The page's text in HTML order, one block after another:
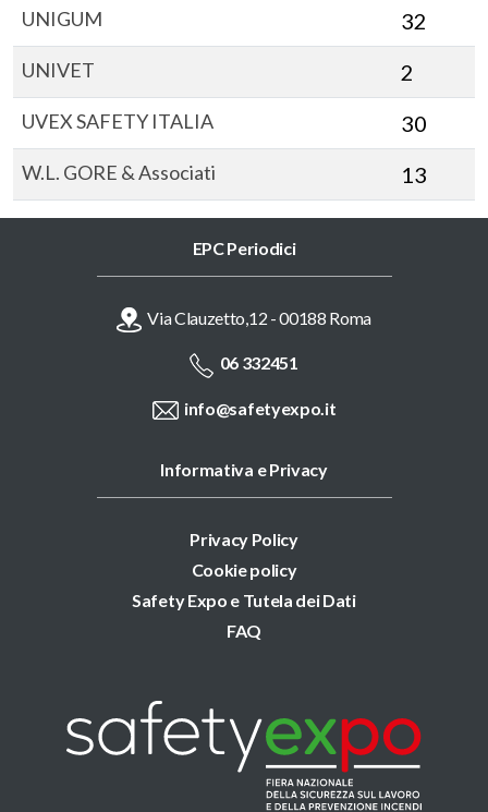
UNIGUM 32
UNIVET 2
UVEX SAFETY ITALIA 30
W.L. GORE & Associati 13
EPC Periodici
Via Clauzetto,12 - 00188 Roma
06 332451
info@safetyexpo.it
Informativa e Privacy
Privacy Policy
Cookie policy
Safety Expo e Tutela dei Dati
FAQ